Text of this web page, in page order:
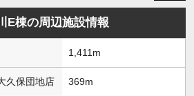
E棟の周辺施設情報
1,411m
久保団地店 369m